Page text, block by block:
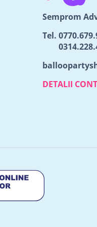
Semprom
Tel.
DETALII